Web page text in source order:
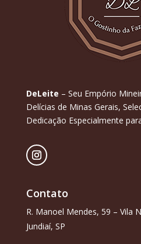
DeLeite – Seu Empório
Delícias de Minas Gerais,
Dedicação Especialmente
Contato
R. Manoel Mendes, 59 – Vila
Jundiaí, SP